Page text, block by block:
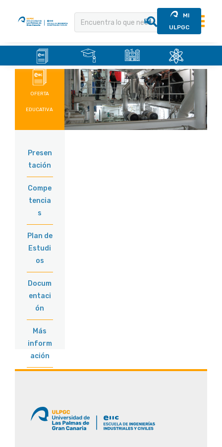
contenido
MI
ULPGC
OFERTA
EDUCATIVA
Presen
tación
Compe
tencia
s
Plan de
Estudi
os
Docum
entaci
ón
Más
inform
ación